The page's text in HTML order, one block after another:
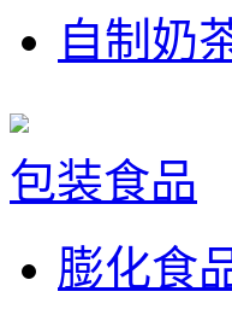
自制奶
包装食品
膨化食